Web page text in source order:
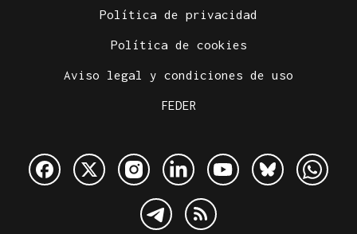
Política de privacidad
Política de cookies
Aviso legal y condiciones de uso
FEDER